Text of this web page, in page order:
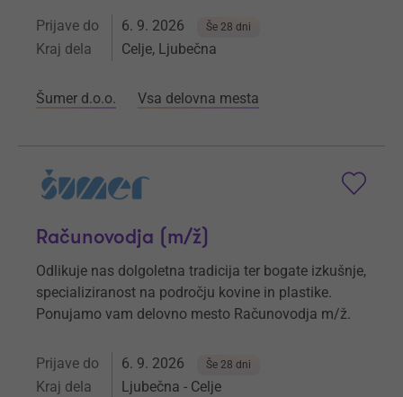
Prijave do 6. 9. 2026 Še 28 dni
Kraj dela Celje, Ljubečna
Šumer d.o.o. Vsa delovna mesta
Računovodja (m/ž)
Odlikuje nas dolgoletna tradicija ter bogate izkušnje,
specializiranost na področju kovine in plastike.
Ponujamo vam delovno mesto Računovodja m/ž.
Prijave do 6. 9. 2026 Še 28 dni
Kraj dela Ljubečna - Celje